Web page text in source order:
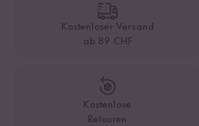
Kostenloser Versand
ab 89 CHF
Kostenlose
Retouren